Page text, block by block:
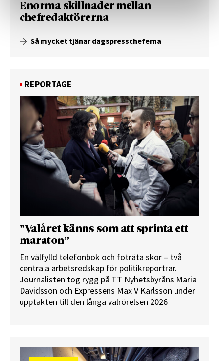
Enorma skillnader mellan
chefredaktörerna
Så mycket tjänar dagspresscheferna
REPORTAGE
”Valåret känns som att sprinta ett
maraton”
En välfylld telefonbok och foträta skor – två
centrala arbetsredskap för politikreportrar.
Journalisten tog rygg på TT Nyhetsbyråns Maria
Davidsson och Expressens Max V Karlsson under
upptakten till den långa valrörelsen 2026